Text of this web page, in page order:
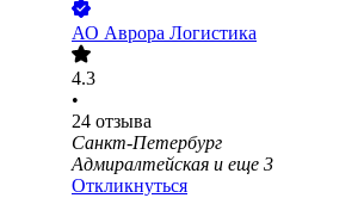
АО Аврора Логистика
4.3
•
24 отзыва
Санкт-Петербург
Адмиралтейская и еще 3
Откликнуться